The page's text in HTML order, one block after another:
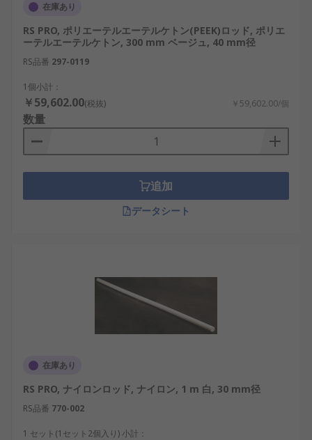
在庫あり
RS PRO, ポリエーテルエーテルケトン(PEEK)ロッド, ポリエ
ーテルエーテルケトン, 300 mm ベージュ, 40 mm径
RS品番 297-0119
1個小計：
￥59,602.00(税抜) ￥59,602.00/個
数量
追加
データシート
在庫あり
RS PRO, ナイロンロッド, ナイロン, 1 m 白, 30 mm径
RS品番 770-002
1 セット(1セット2個入り) 小計：